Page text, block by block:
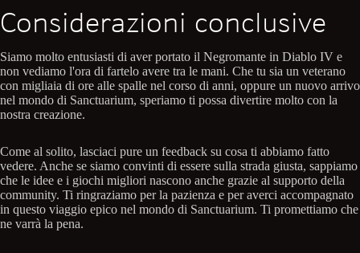
Considerazioni conclusive
Siamo molto entusiasti di aver portato il Negromante in Diablo IV e
non vediamo l'ora di fartelo avere tra le mani. Che tu sia un veterano
con migliaia di ore alle spalle nel corso di anni, oppure un nuovo arrivo
nel mondo di Sanctuarium, speriamo ti possa divertire molto con la
nostra creazione.
Come al solito, lasciaci pure un feedback su cosa ti abbiamo fatto
vedere. Anche se siamo convinti di essere sulla strada giusta, sappiamo
che le idee e i giochi migliori nascono anche grazie al supporto della
community. Ti ringraziamo per la pazienza e per averci accompagnato
in questo viaggio epico nel mondo di Sanctuarium. Ti promettiamo che
ne varrà la pena.